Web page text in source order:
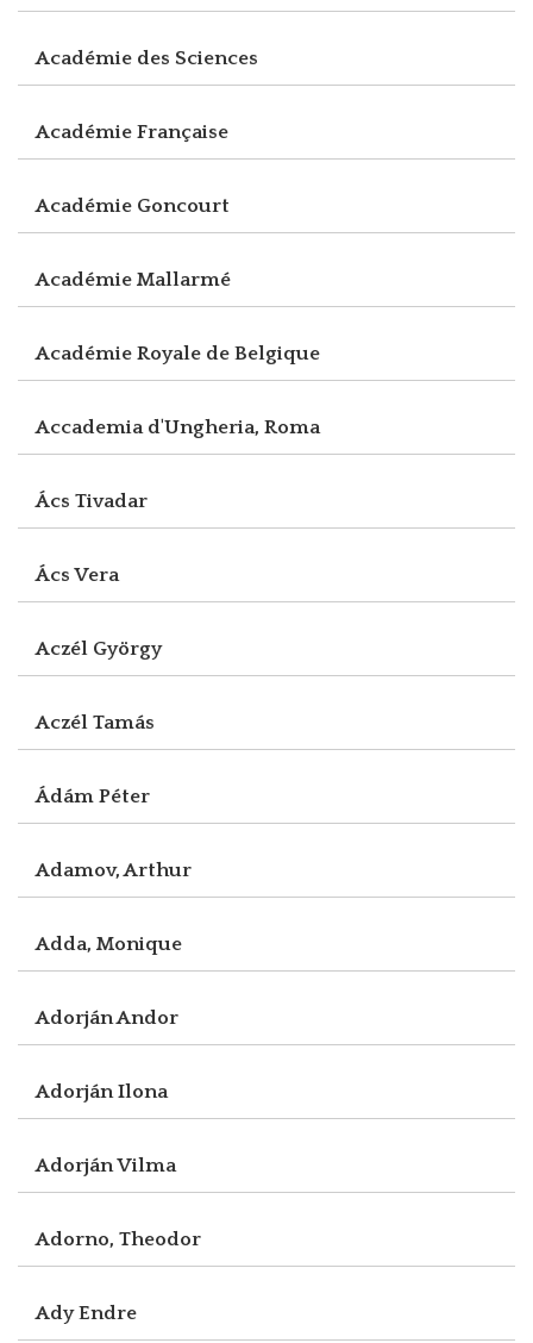
Académie des Sciences
Académie Française
Académie Goncourt
Académie Mallarmé
Académie Royale de Belgique
Accademia d'Ungheria, Roma
Ács Tivadar
Ács Vera
Aczél György
Aczél Tamás
Ádám Péter
Adamov, Arthur
Adda, Monique
Adorján Andor
Adorján Ilona
Adorján Vilma
Adorno, Theodor
Ady Endre